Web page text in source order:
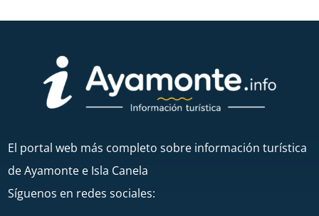
El portal web más completo sobre información turística
de Ayamonte e Isla Canela
Síguenos en redes sociales: